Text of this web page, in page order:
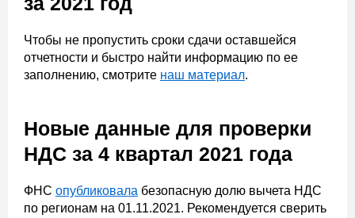
Чтобы не пропустить сроки сдачи оставшейся
отчетности и быстро найти информацию по ее
заполнению, смотрите наш материал.
Новые данные для проверки
НДС за 4 квартал 2021 года
ФНС опубликовала безопасную долю вычета НДС
по регионам на 01.11.2021. Рекомендуется сверить